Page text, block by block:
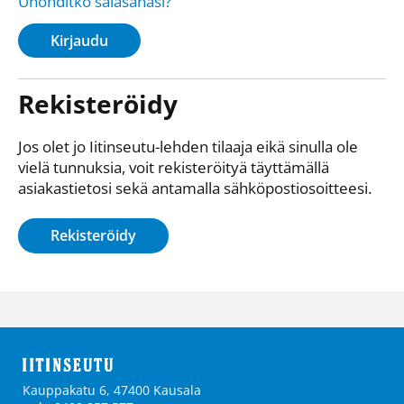
Kirjaudu
Rekisteröidy
Jos olet jo Iitinseutu-lehden tilaaja eikä sinulla ole
vielä tunnuksia, voit rekisteröityä täyttämällä
asiakastietosi sekä antamalla sähkö­posti­osoitteesi.
Rekisteröidy
Kauppakatu 6, 47400 Kausala